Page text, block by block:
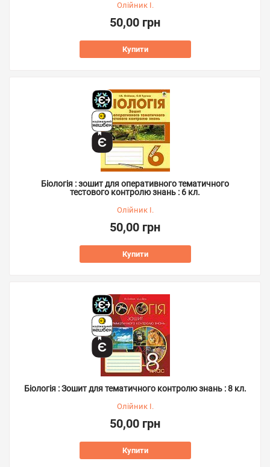
Олійник І.
50,00 грн
Купити
Біологія : зошит для оперативного тематичного
тестового контролю знань : 6 кл.
Олійник І.
50,00 грн
Купити
Біологія : Зошит для тематичного контролю знань : 8 кл.
Олійник І.
50,00 грн
Купити